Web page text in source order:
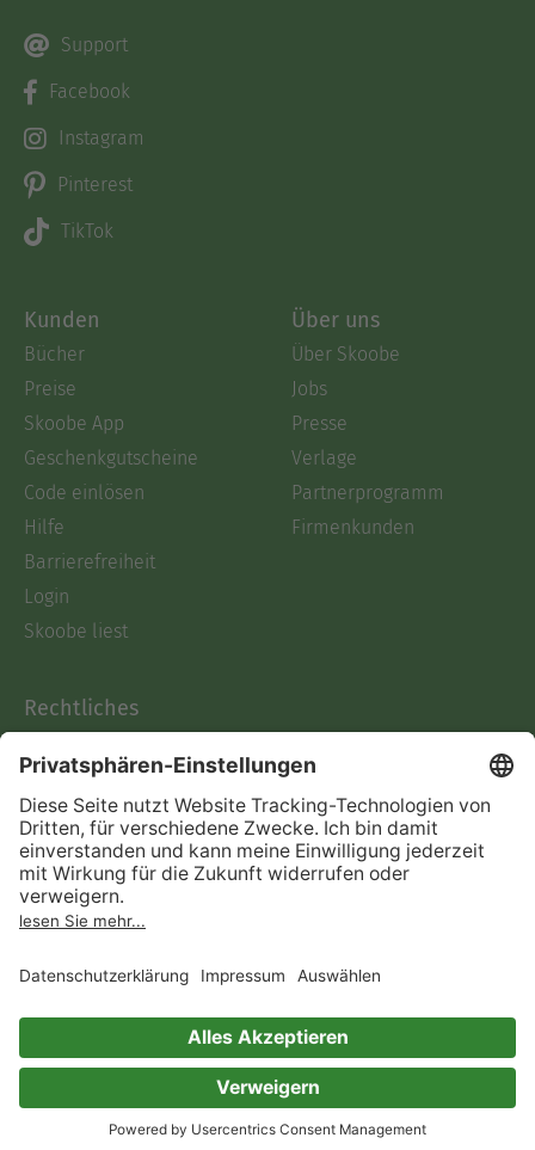
Support
Facebook
Instagram
Pinterest
TikTok
Kunden
Bücher
Preise
Skoobe App
Geschenkgutscheine
Code einlösen
Hilfe
Barrierefreiheit
Login
Skoobe liest
Über uns
Über Skoobe
Jobs
Presse
Verlage
Partnerprogramm
Firmenkunden
Rechtliches
AGB
Informationen nach Data
Act
Verträge hier kündigen
Impressum
Immer ein gutes Buch